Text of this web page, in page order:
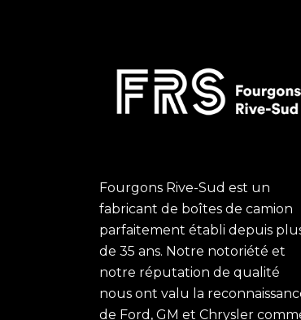
Fourgons Rive-Sud est un
fabricant de boîtes de camion
parfaitement établi depuis
de 35 ans. Notre notoriété et
notre réputation de qualité
nous ont valu la
de Ford, GM et Chrysler